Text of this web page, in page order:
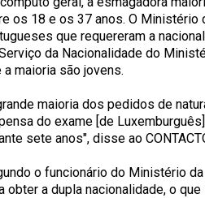
os 18 e os 37 anos. O
que requereram a
da Nacionalidade do
a maioria são jovens.
maioria dos pedidos de
do exame [de
sete anos", disse ao
o funcionário do Ministério
obter a dupla nacionalidade, o